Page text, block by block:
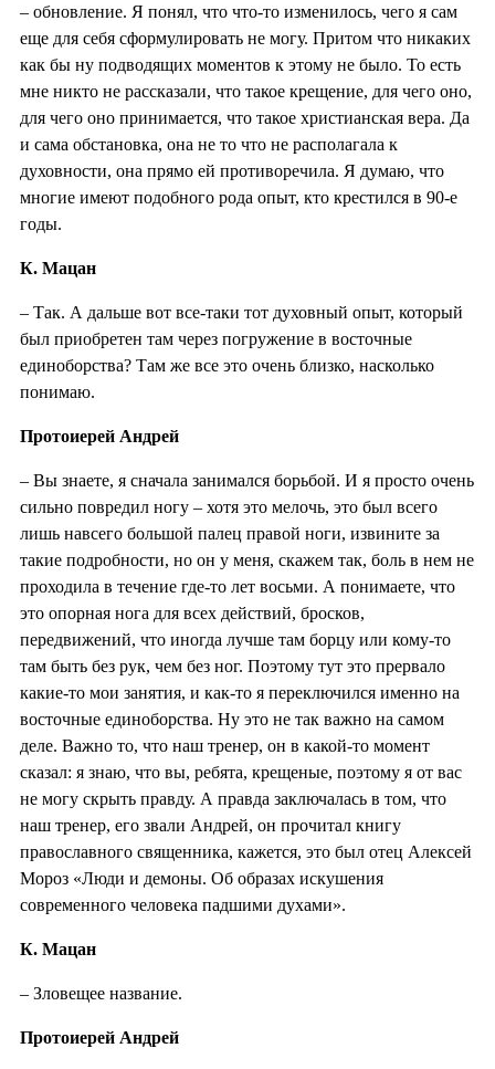
– обновление. Я понял, что что-то изменилось, чего я сам
еще для себя сформулировать не могу. Притом что никаких
как бы ну подводящих моментов к этому не было. То есть
мне никто не рассказали, что такое крещение, для чего оно,
для чего оно принимается, что такое христианская вера. Да
и сама обстановка, она не то что не располагала к
духовности, она прямо ей противоречила. Я думаю, что
многие имеют подобного рода опыт, кто крестился в 90-е
годы.
К. Мацан
– Так. А дальше вот все-таки тот духовный опыт, который
был приобретен там через погружение в восточные
единоборства? Там же все это очень близко, насколько
понимаю.
Протоиерей Андрей
– Вы знаете, я сначала занимался борьбой. И я просто очень
сильно повредил ногу – хотя это мелочь, это был всего
лишь навсего большой палец правой ноги, извините за
такие подробности, но он у меня, скажем так, боль в нем не
проходила в течение где-то лет восьми. А понимаете, что
это опорная нога для всех действий, бросков,
передвижений, что иногда лучше там борцу или кому-то
там быть без рук, чем без ног. Поэтому тут это прервало
какие-то мои занятия, и как-то я переключился именно на
восточные единоборства. Ну это не так важно на самом
деле. Важно то, что наш тренер, он в какой-то момент
сказал: я знаю, что вы, ребята, крещеные, поэтому я от вас
не могу скрыть правду. А правда заключалась в том, что
наш тренер, его звали Андрей, он прочитал книгу
православного священника, кажется, это был отец Алексей
Мороз «Люди и демоны. Об образах искушения
современного человека падшими духами».
К. Мацан
– Зловещее название.
Протоиерей Андрей